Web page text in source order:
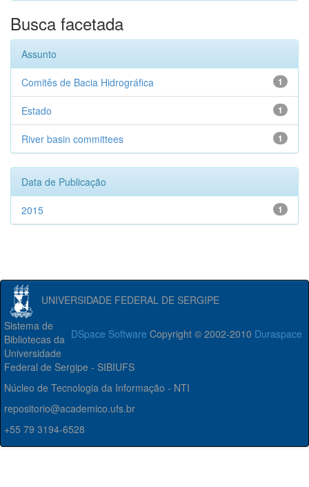
Busca facetada
Assunto
1
Comitês de Bacia Hidrográfica
1
Estado
1
River basin committees
Data de Publicação
1
2015
UNIVERSIDADE FEDERAL DE SERGIPE
DSpace Software Copyright © 2002-2010 Duraspace
Sistema de
Bibliotecas da
Universidade
Federal de Sergipe - SIBIUFS
Núcleo de Tecnologia da Informação - NTI
repositorio@academico.ufs.br
+55 79 3194-6528